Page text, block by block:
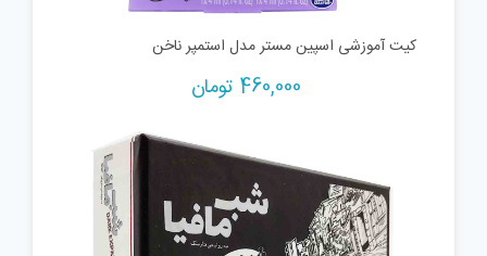
کیت آموزشی اسپین مستر مدل استمپر ناخن
460,000 تومان